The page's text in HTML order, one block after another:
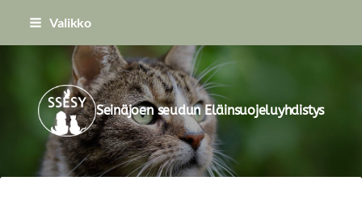
Siirry
Valikko
Seinäjoen seudun Eläinsuojeluyhdistys